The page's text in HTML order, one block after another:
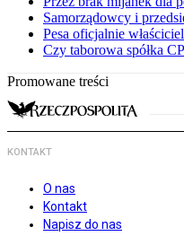
Samorządowcy i
Pesa oficjalnie
Czy taborowa spółka
Promowane treści
KONTAKT
O nas
Kontakt
Napisz do nas